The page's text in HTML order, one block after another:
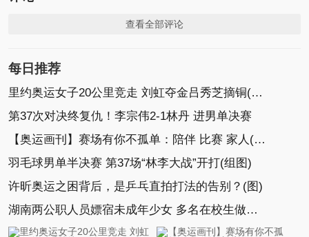
查看全部评论
每日推荐
里约奥运女子20公里竞走 刘虹夺金吕秀芝摘铜(组图)
第37次对决终复仇！李宗伟2-1林丹 进男单决赛
【奥运画刊】赛场有你不孤单：陪伴 比赛 家人(组图)
羽毛球男单半决赛 第37场“林李大战”开打(组图)
许昕奥运之困背后，是乒乓直拍打法的告别？(图)
湖南两公职人员嫖宿未成年少女 多名在校生做牵线人